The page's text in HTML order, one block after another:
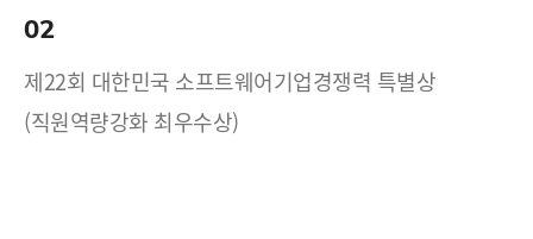
02
제22회 대한민국 소프트웨어기업경쟁력 특별상
(직원역량강화 최우수상)